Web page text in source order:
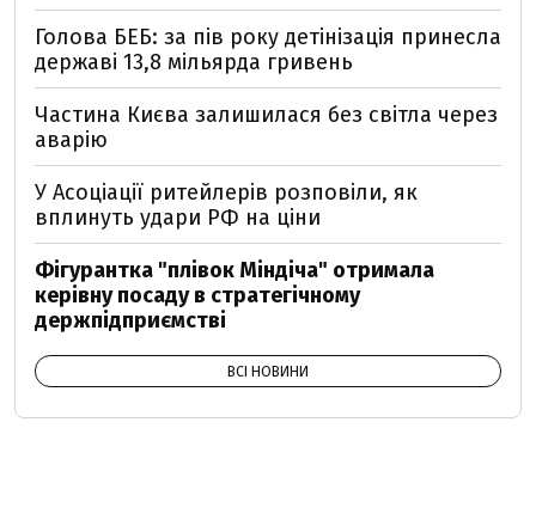
Голова БЕБ: за пів року детінізація принесла
державі 13,8 мільярда гривень
Частина Києва залишилася без світла через
аварію
У Асоціації ритейлерів розповіли, як
вплинуть удари РФ на ціни
Фігурантка "плівок Міндіча" отримала
керівну посаду в стратегічному
держпідприємстві
ВСІ НОВИНИ